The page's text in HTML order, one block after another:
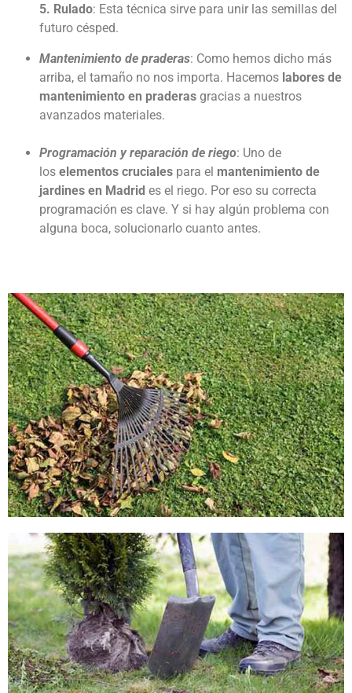
5. Rulado: Esta técnica sirve para unir las semillas del
futuro césped.
Mantenimiento de praderas: Como hemos dicho más
arriba, el tamaño no nos importa. Hacemos labores de
mantenimiento en praderas gracias a nuestros
avanzados materiales.
Programación y reparación de riego: Uno de
los elementos cruciales para el mantenimiento de
jardines en Madrid es el riego. Por eso su correcta
programación es clave. Y si hay algún problema con
alguna boca, solucionarlo cuanto antes.